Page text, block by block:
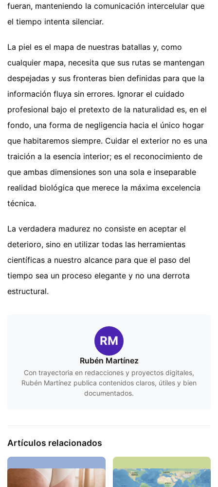
fueran, manteniendo la comunicación intercelular que
el tiempo intenta silenciar.
La piel es el mapa de nuestras batallas y, como
cualquier mapa, necesita que sus rutas se mantengan
despejadas y sus fronteras bien definidas para que la
información fluya sin errores. Ignorar el cuidado
profesional bajo el pretexto de la naturalidad es, en el
fondo, una forma de negligencia hacia el único hogar
que habitaremos siempre. Cuidar el exterior no es una
traición a la esencia interior; es el reconocimiento de
que ambas dimensiones son una sola e inseparable
realidad biológica que merece la máxima excelencia
técnica.
La verdadera madurez no consiste en aceptar el
deterioro, sino en utilizar todas las herramientas
científicas a nuestro alcance para que el paso del
tiempo sea un proceso elegante y no una derrota
estructural.
RM
Rubén Martínez
Con trayectoria en redacciones y proyectos digitales,
Rubén Martínez publica contenidos claros, útiles y bien
documentados.
Artículos relacionados